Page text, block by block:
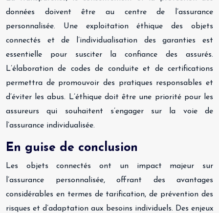
données doivent être au centre de l’assurance
personnalisée. Une exploitation éthique des objets
connectés et de l’individualisation des garanties est
essentielle pour susciter la confiance des assurés.
L’élaboration de codes de conduite et de certifications
permettra de promouvoir des pratiques responsables et
d’éviter les abus. L’éthique doit être une priorité pour les
assureurs qui souhaitent s’engager sur la voie de
l’assurance individualisée.
En guise de conclusion
Les objets connectés ont un impact majeur sur
l’assurance personnalisée, offrant des avantages
considérables en termes de tarification, de prévention des
risques et d’adaptation aux besoins individuels. Des enjeux